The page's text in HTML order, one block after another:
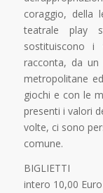
coraggio, della
teatrale play
sostituiscono
racconta, da
metropolitane
giochi e con le
presenti i valori
volte, ci sono
comune.
BIGLIETTI
intero 10,00 Euro